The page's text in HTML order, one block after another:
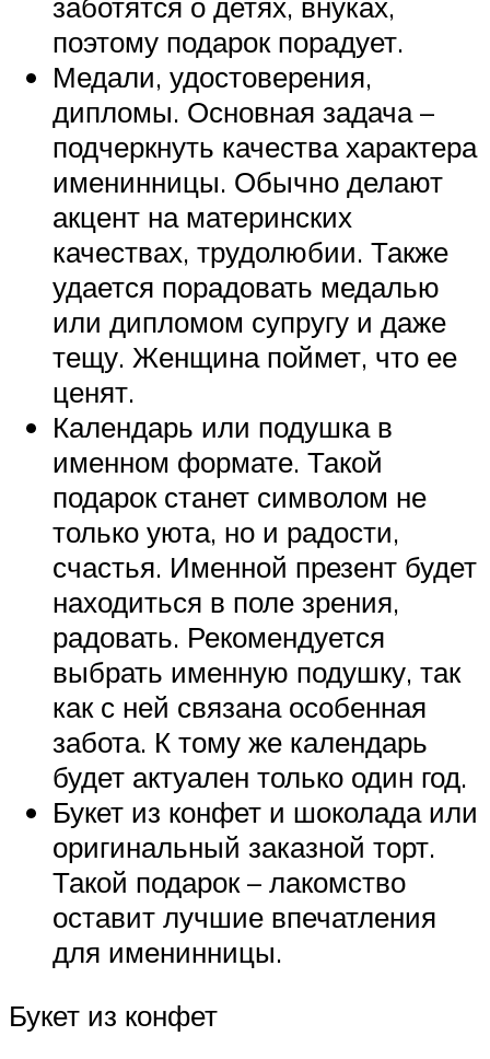
поэтому подарок порадует.
Медали, удостоверения,
дипломы. Основная задача –
подчеркнуть качества характера
именинницы. Обычно делают
акцент на материнских
качествах, трудолюбии. Также
удается порадовать медалью
или дипломом супругу и даже
тещу. Женщина поймет, что ее
ценят.
Календарь или подушка в
именном формате. Такой
подарок станет символом не
только уюта, но и радости,
счастья. Именной презент будет
находиться в поле зрения,
радовать. Рекомендуется
выбрать именную подушку, так
как с ней связана особенная
забота. К тому же календарь
будет актуален только один год.
Букет из конфет и шоколада или
оригинальный заказной торт.
Такой подарок – лакомство
оставит лучшие впечатления
для именинницы.
Букет из конфет